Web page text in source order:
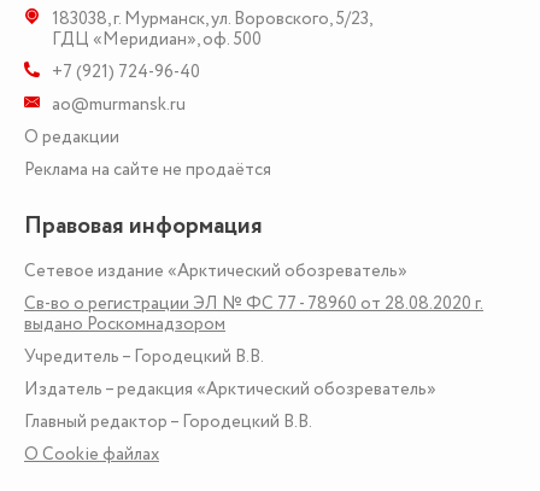
183038,г. Мурманск,ул. Воровского, 5/23,
ГДЦ «Меридиан», оф. 500
+7 (921) 724-96-40
ao@murmansk.ru
О редакции
Реклама на сайте не продаётся
Правовая информация
Сетевое издание «Арктический обозреватель»
Св-во о регистрации ЭЛ № ФС 77 - 78960 от 28.08.2020 г.
выдано Роскомнадзором
Учредитель – Городецкий В.В.
Издатель – редакция «Арктический обозреватель»
Главный редактор – Городецкий В.В.
О Сookie файлах